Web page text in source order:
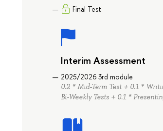
Final Test
Interim Assessment
2025/2026 3rd module
0.2 * Mid-Term Test + 0.1 *
Bi-Weekly Tests + 0.1 *